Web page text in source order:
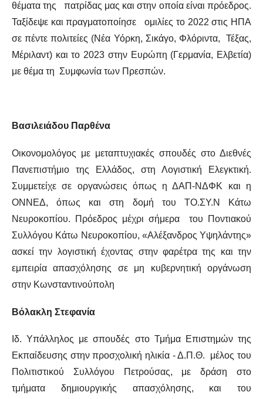
θέματα της πατρίδας μας και στην οποία είναι πρόεδρος.
Ταξίδεψε και πραγματοποίησε ομιλίες το 2022 στις ΗΠΑ
σε πέντε πολιτείες (Νέα Υόρκη, Σικάγο, Φλόριντα, Τέξας,
Μέριλαντ) και το 2023 στην Ευρώπη (Γερμανία, Ελβετία)
με θέμα τη Συμφωνία των Πρεσπών.
Βασιλειάδου Παρθένα
Οικονομολόγος με μεταπτυχιακές σπουδές στο Διεθνές
Πανεπιστήμιο της Ελλάδος, στη Λογιστική Ελεγκτική.
Συμμετείχε σε οργανώσεις όπως η ΔΑΠ-ΝΔΦΚ και η
ΟΝΝΕΔ, όπως και στη δομή του ΤΟ.ΣΥ.Ν Κάτω
Νευροκοπίου. Πρόεδρος μέχρι σήμερα του Ποντιακού
Συλλόγου Κάτω Νευροκοπίου, «Αλέξανδρος Υψηλάντης»
ασκεί την λογιστική έχοντας στην φαρέτρα της και την
εμπειρία απασχόλησης σε μη κυβερνητική οργάνωση
στην Κωνσταντινούπολη
Βόλακλη Στεφανία
Ιδ. Υπάλληλος με σπουδές στο Τμήμα Επιστημών της
Εκπαίδευσης στην προσχολική ηλικία - Δ.Π.Θ. μέλος του
Πολιτιστικού Συλλόγου Πετρούσας, με δράση στο
τμήματα δημιουργικής απασχόλησης, και του